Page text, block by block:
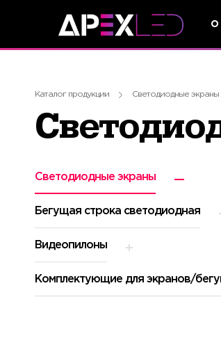
О
Каталог продукции Светодиодные экраны
Светодиодные экраны
Бегущая строка светодиодная
Видеопилоны
Комплектующие для экранов/